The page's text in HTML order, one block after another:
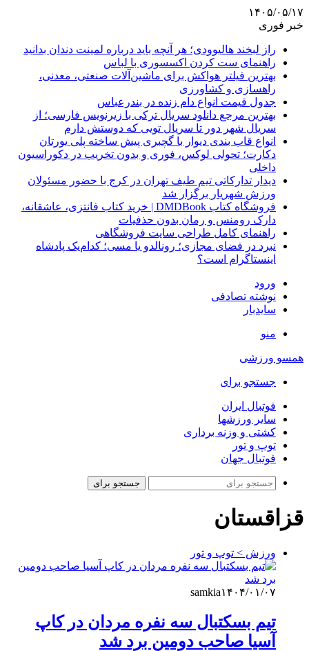
۱۴۰۵/۰۵/۱۷
خبر فوری
راز لبخند هالیوودی؛ هر آنچه باید درباره لمینت دندان بدانید
راهنمای ست کردن اکسسوری با لباس
بهترین فیلتر هواکش برای ماشین‌آلات صنعتی، معدنی،
راهسازی و کشاورزی
جدول قیمت انواع دام زنده در بندرعباس
بهترین مرجع دانلود سریال ترکی با زیرنویس فارسی؛ از
سریال شهر دور تا سریال تویی که دوستش دارم
انواع قاب بندی دیوار با گچبری پیش ساخته پلی یورتان
دکارت؛ تحولی لوکس، فوری و بدون تخریب در دکوراسیون
داخلی
دیدار تدارکاتی تیم طیف تهران در کرج با حضور مسئولان
ورزش شهریار برگزار شد
فروشگاه کتاب DMDBook | خرید کتاب فانتزی، عاشقانه،
دارک رومنس و رمان بدون حذفیات
راهنمای کامل طراحی سایت فروشگاهی
نبرد در فضای مجازی؛ رونالدو یا مسی؛ کدام‌یک پادشاه
اینستاگرام است؟
ورود
نوشته تصادفی
سایدبار
منو
همسو ورزشی
جستجو برای
فوتبال ایران
سایر ورزشها
کشتی و وزنه برداری
توپ و تور
فوتبال جهان
جستجو برای
قزاقستان
ورزش > توپ و تور
samkia۱۴۰۴/۰۱/۰۷
تیم بسکتبال سه نفره مردان در کاپ
آسیا صاحب دومین برد شد